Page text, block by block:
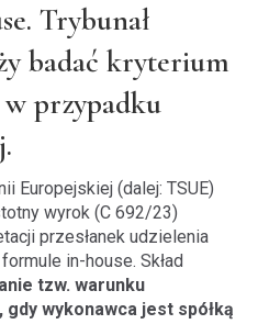
Trybunał
badać kryterium
przypadku
Europejskiej (dalej: TSUE)
wyrok (C 692/23)
przesłanek udzielenia
in-house. Skład
tzw. warunku
wykonawca jest spółką